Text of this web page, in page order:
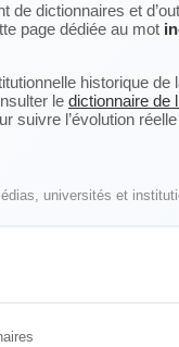
de dictionnaires et
page dédiée au mot
historique
le dictionnaire de
l’évolution
universités et